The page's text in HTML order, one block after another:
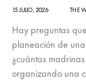
15 JULIO, 2026 THE
Hay preguntas
planeación de
¿cuántas
organizando una